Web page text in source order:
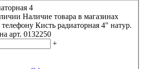
Наличие товара в магазинах
телефону Кисть радиаторная 4" натур.
светлая щетина арт. 0132250
+